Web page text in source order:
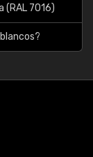
(RAL 7016)